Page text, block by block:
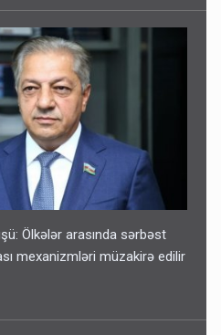
Ölkələr arasında sərbəst
mexanizmləri müzakirə edilir